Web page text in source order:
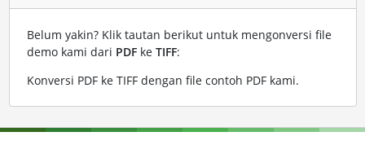
Belum yakin? Klik tautan berikut untuk mengonversi file
demo kami dari PDFke TIFF:
Konversi PDF ke TIFF dengan file contoh PDF kami.